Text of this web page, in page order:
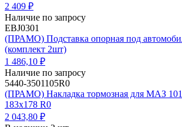
2 409 ₽
Наличие по запросу
EBJ0301
(ПРАМО) Подставка опорная под
(комплект 2шт)
1 486,10 ₽
Наличие по запросу
5440-3501105R0
(ПРАМО) Накладка тормозная для МАЗ
183х178 R0
2 043,80 ₽